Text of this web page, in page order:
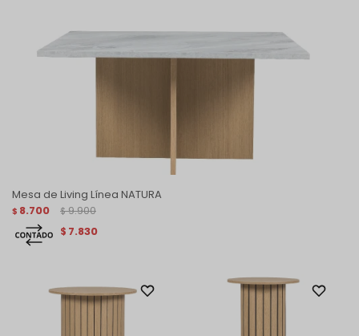
Mesa de Living Línea NATURA
$ 8.700 $ 9.900
$ 7.830